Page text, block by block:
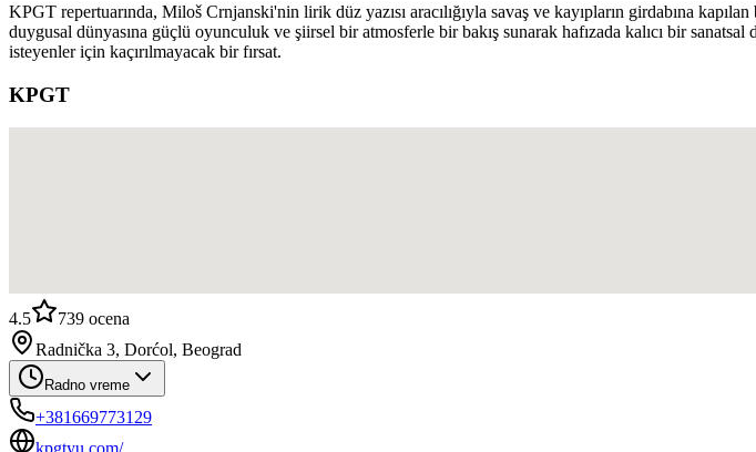
KPGT repertuarında, Miloš Crnjanski'nin lirik düz yazısı aracılığıyla savaş ve kayıpların girdabına
duygusal dünyasına güçlü oyunculuk ve şiirsel bir atmosferle bir bakış sunarak hafızada kalıcı bir
isteyenler için kaçırılmayacak bir fırsat.
KPGT
4.5 739 ocena
Radnička 3, Dorćol, Beograd
Radno vreme
+381669773129